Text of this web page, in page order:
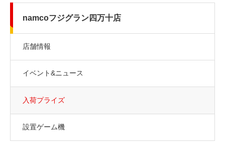
namcoフジグラン四万十店
店舗情報
イベント&ニュース
入荷プライズ
設置ゲーム機